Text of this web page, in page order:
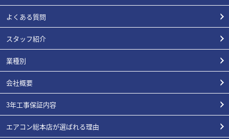
よくある質問
スタッフ紹介
業種別
会社概要
3年工事保証内容
エアコン総本店が選ばれる理由